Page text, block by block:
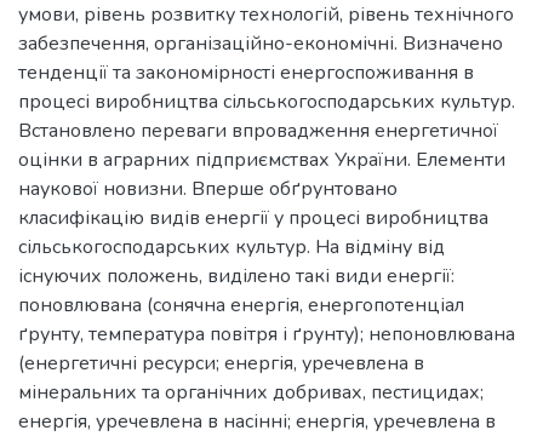
умови, рівень розвитку технологій, рівень технічного
забезпечення, організаційно-економічні. Визначено
тенденції та закономірності енергоспоживання в
процесі виробництва сільськогосподарських культур.
Встановлено переваги впровадження енергетичної
оцінки в аграрних підприємствах України. Елементи
наукової новизни. Вперше обґрунтовано
класифікацію видів енергії у процесі виробництва
сільськогосподарських культур. На відміну від
існуючих положень, виділено такі види енергії:
поновлювана (сонячна енергія, енергопотенціал
ґрунту, температура повітря і ґрунту); непоновлювана
(енергетичні ресурси; енергія, уречевлена в
мінеральних та органічних добривах, пестицидах;
енергія, уречевлена в насінні; енергія, уречевлена в